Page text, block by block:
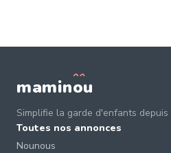
maminou
Simplifie la garde d'enfants depuis
Toutes nos annonces
Nounous